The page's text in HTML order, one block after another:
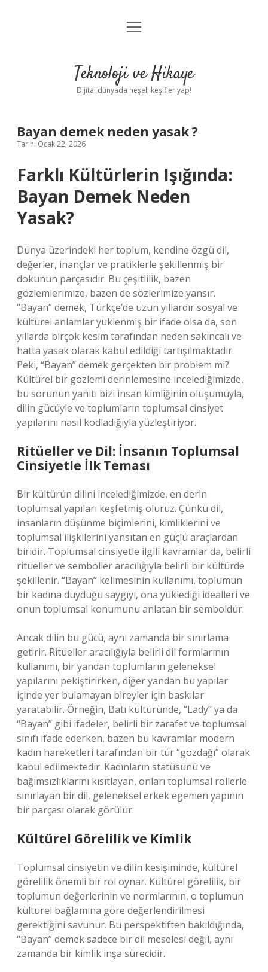
Anasayfa
Yasal Uyarı
menüyü
Teknoloji ve Hikaye
Dijital dünyada neşeli keşifler yap!
Bayan demek neden yasak ?
Tarih: Ocak 22, 2026
Farklı Kültürlerin Işığında:
Bayan Demek Neden
Yasak?
Dünya üzerindeki her toplum, kendine özgü dil,
değerler, inançlar ve pratiklerle şekillenmiş bir
dokunun parçasıdır. Bu çeşitlilik, bazen
gözlemlerimize, bazen de sözlerimize yansır.
“Bayan” demek, Türkçe’de uzun yıllardır sosyal ve
kültürel anlamlar yüklenmiş bir ifade olsa da, son
yıllarda birçok kesim tarafından neden sakıncalı ve
hatta yasak olarak kabul edildiği tartışılmaktadır.
Peki, “Bayan” demek gerçekten bir problem mi?
Kültürel bir gözlemi derinlemesine incelediğimizde,
bu sorunun yanıtı bizi insan kimliğinin oluşumuyla,
dilin gücüyle ve toplumların toplumsal cinsiyet
yapılarını nasıl kodladığıyla yüzleştiriyor.
Ritüeller ve Dil: İnsanın Toplumsal
Cinsiyetle İlk Teması
Bir kültürün dilini incelediğimizde, en derin
toplumsal yapıları keşfetmiş oluruz. Çünkü dil,
insanların düşünme biçimlerini, kimliklerini ve
toplumsal ilişkilerini yansıtan en güçlü araçlardan
biridir. Toplumsal cinsiyetle ilgili kavramlar da, belirli
ritüeller ve semboller aracılığıyla belirli bir kültürde
şekillenir. “Bayan” kelimesinin kullanımı, toplumun
bir kadına duyduğu saygıyı, ona yüklediği idealleri ve
onun toplumsal konumunu anlatan bir semboldür.
Ancak dilin bu gücü, aynı zamanda bir sınırlama
getirir. Ritüeller aracılığıyla belirli dil formlarının
kullanımı, bir yandan toplumların geleneksel
yapılarını pekiştirirken, diğer yandan bu yapılar
içinde yer bulamayan bireyler için baskılar
yaratabilir. Örneğin, Batı kültüründe, “Lady” ya da
“Bayan” gibi ifadeler, belirli bir zarafet ve toplumsal
sınıfı ifade ederken, bazen bu kavramlar modern
kadın hareketleri tarafından bir tür “gözdağı” olarak
kabul edilmektedir. Kadınların statüsünü ve
bağımsızlıklarını kısıtlayan, onları toplumsal rollerle
sınırlayan bir dil, geleneksel erkek egemen yapının
bir parçası olarak görülür.
Kültürel Görelilik ve Kimlik
Toplumsal cinsiyetin ve dilin kesişiminde, kültürel
görelilik önemli bir rol oynar. Kültürel görelilik, bir
toplumun değerlerinin ve normlarının, o toplumun
kültürel bağlamına göre değerlendirilmesi
gerektiğini savunur. Bu perspektiften bakıldığında,
“Bayan” demek sadece bir dil meselesi değil, aynı
zamanda bir kimlik inşa sürecidir.